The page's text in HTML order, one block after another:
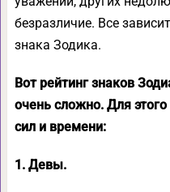
безразличие. Все
знака Зодика.
Вот рейтинг знаков
очень сложно. Для
сил и времени:
1. Девы.